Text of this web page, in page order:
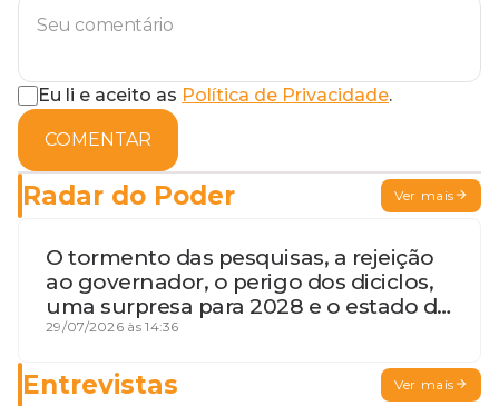
Eu li e aceito as Política de Privacidade.
COMENTAR
Radar do Poder Ver mais
O tormento das pesquisas, a rejeição
ao governador, o perigo dos diciclos,
uma surpresa para 2028 e o estado de
terceira guerra mundial
29/07/2026 às 14:36
Entrevistas Ver mais